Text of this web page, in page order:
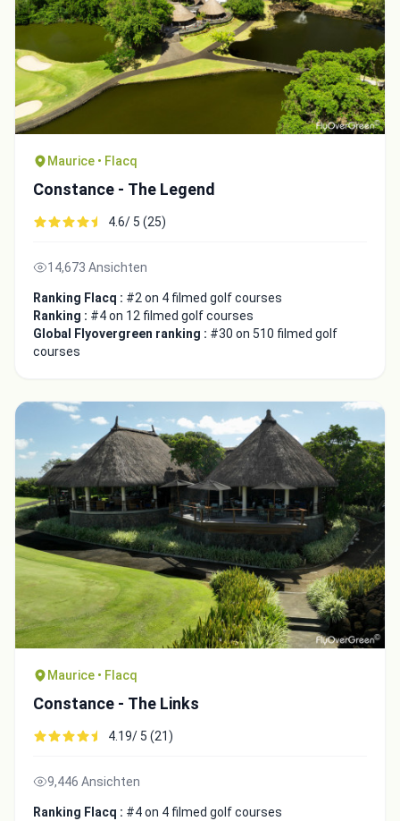
Maurice • Flacq
Constance - The Legend
4.6/ 5 (25)
14,673 Ansichten
Ranking Flacq : #2 on 4 filmed golf courses
Ranking : #4 on 12 filmed golf courses
Global Flyovergreen ranking : #30 on 510 filmed golf
courses
Maurice • Flacq
Constance - The Links
4.19/ 5 (21)
9,446 Ansichten
Ranking Flacq : #4 on 4 filmed golf courses